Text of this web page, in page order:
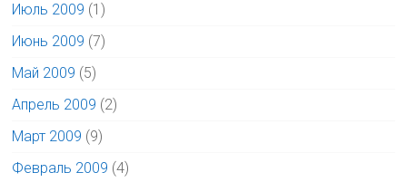
Июль 2009 (1)
Июнь 2009 (7)
Май 2009 (5)
Апрель 2009 (2)
Март 2009 (9)
Февраль 2009 (4)